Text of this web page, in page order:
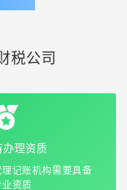
税公司
办理资质
理记账机构需要具备
业资质